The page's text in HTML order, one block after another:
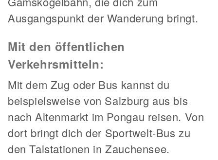
Ausgangspunkt der Wanderung bringt.
Mit den öffentlichen
Verkehrsmitteln:
Mit dem Zug oder Bus kannst du
beispielsweise von Salzburg aus bis
nach Altenmarkt im Pongau reisen. Von
dort bringt dich der Sportwelt-Bus zu
den Talstationen in Zauchensee.